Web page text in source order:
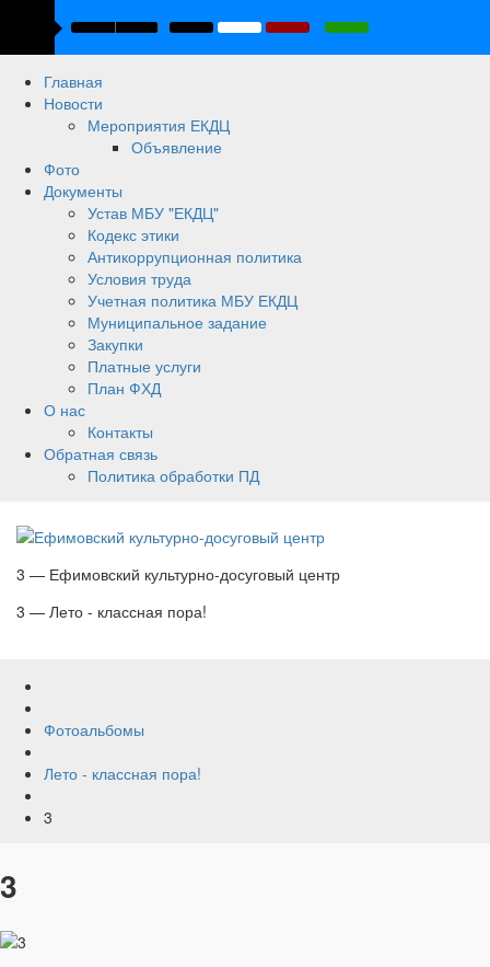
Главная
Новости
Мероприятия ЕКДЦ
Объявление
Фото
Документы
Устав МБУ "ЕКДЦ"
Кодекс этики
Антикоррупционная политика
Условия труда
Учетная политика МБУ ЕКДЦ
Муниципальное задание
Закупки
Платные услуги
План ФХД
О нас
Контакты
Обратная связь
Политика обработки ПД
3 — Ефимовский культурно-досуговый центр
3 — Лето - классная пора!
Фотоальбомы
Лето - классная пора!
3
3